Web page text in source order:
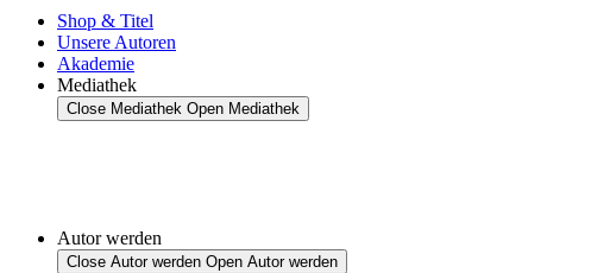
Shop & Titel
Unsere Autoren
Akademie
Mediathek
Close Mediathek Open Mediathek
Autor werden
Close Autor werden Open Autor werden